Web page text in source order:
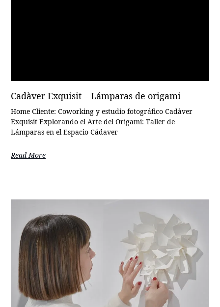
Cadàver Exquisit – Lámparas de origami
Home Cliente: Coworking y estudio fotográfico Cadàver
Exquisit Explorando el Arte del Origami: Taller de
Lámparas en el Espacio Cádaver
Read More